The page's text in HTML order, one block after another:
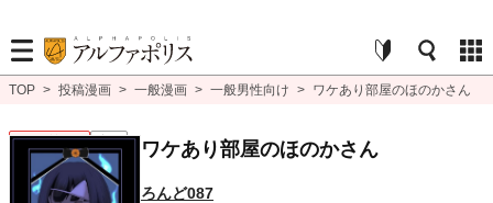
TOP > 投稿漫画 > 一般漫画 > 一般男性向け > ワケあり部屋のほのかさん
一般男性向け 完結 ワケあり部屋のほのかさん
ろんど087